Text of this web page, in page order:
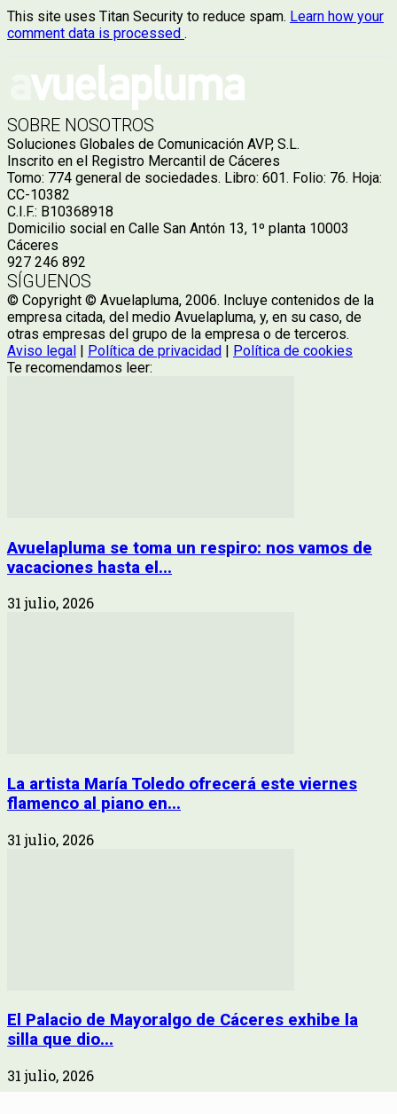
This site uses Titan Security to reduce spam. Learn how your
comment data is processed .
SOBRE NOSOTROS
Soluciones Globales de Comunicación AVP, S.L.
Inscrito en el Registro Mercantil de Cáceres
Tomo: 774 general de sociedades. Libro: 601. Folio: 76. Hoja:
CC-10382
C.I.F.: B10368918
Domicilio social en Calle San Antón 13, 1º planta 10003
Cáceres
927 246 892
SÍGUENOS
© Copyright © Avuelapluma, 2006. Incluye contenidos de la
empresa citada, del medio Avuelapluma, y, en su caso, de
otras empresas del grupo de la empresa o de terceros.
Aviso legal | Política de privacidad | Política de cookies
Te recomendamos leer:
Avuelapluma se toma un respiro: nos vamos de
vacaciones hasta el...
31 julio, 2026
La artista María Toledo ofrecerá este viernes
flamenco al piano en...
31 julio, 2026
El Palacio de Mayoralgo de Cáceres exhibe la
silla que dio...
31 julio, 2026